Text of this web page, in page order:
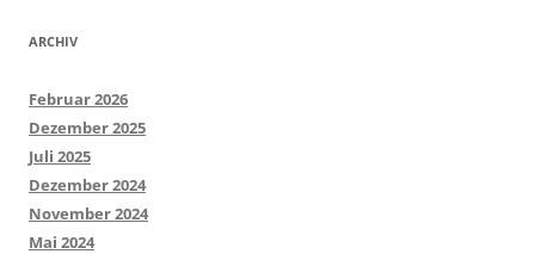
ARCHIV
Februar 2026
Dezember 2025
Juli 2025
Dezember 2024
November 2024
Mai 2024